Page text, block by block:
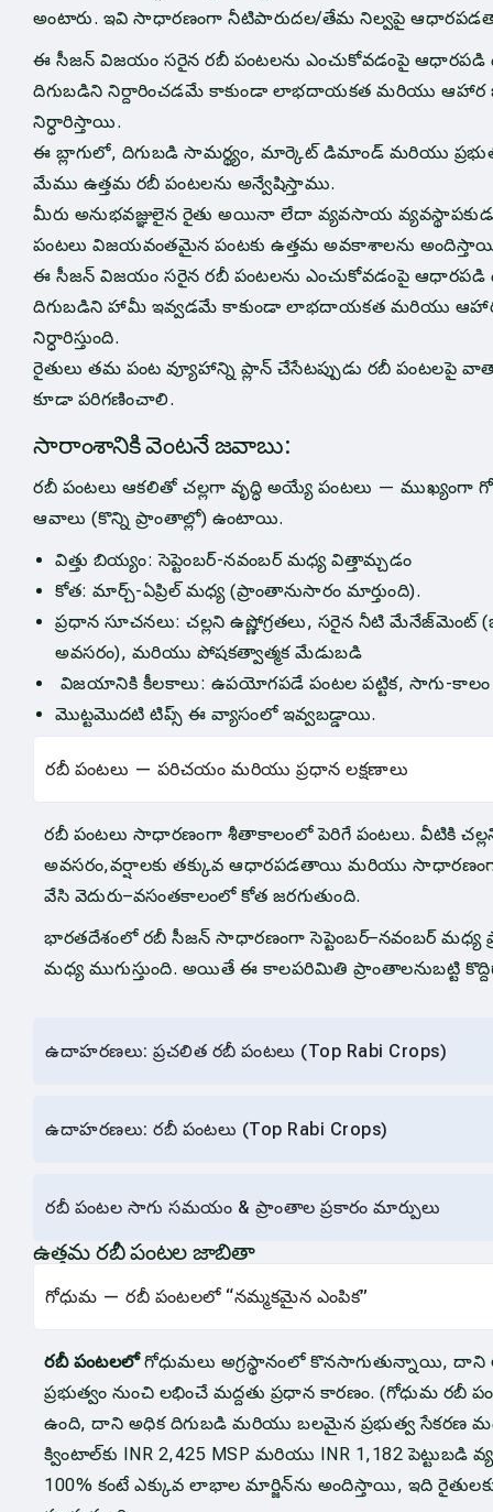
అంటారు. ఇవి సాధారణంగా నీటిపారుదల/తేమ నిల్వపై
ఈ సీజన్ విజయం సరైన రబీ పంటలను ఎంచుకోవడంపై ఆధారపడి
దిగుబడిని నిర్దారించడమే కాకుండా లాభదాయకత మరియు ఆహార
నిర్ధారిస్తాయి.
ఈ బ్లాగులో, దిగుబడి సామర్థ్యం, ​​మార్కెట్ డిమాండ్ మరియు
మేము ఉత్తమ రబీ పంటలను అన్వేషిస్తాము.
మీరు అనుభవజ్ఞులైన రైతు అయినా లేదా వ్యవసాయ
పంటలు విజయవంతమైన పంటకు ఉత్తమ అవకాశాలను
ఈ సీజన్ విజయం సరైన రబీ పంటలను ఎంచుకోవడంపై ఆధారపడి
దిగుబడిని హామీ ఇవ్వడమే కాకుండా లాభదాయకత మరియు ఆహార
నిర్ధారిస్తుంది.
రైతులు తమ పంట వ్యూహాన్ని ప్లాన్ చేసేటప్పుడు రబీ పంటలపై
కూడా పరిగణించాలి.
సారాంశానికి వెంటనే జవాబు:
రబీ పంటలు ఆకలితో చల్లగా వృద్ధి అయ్యే పంటలు — ముఖ్యంగా
ఆవాలు (కొన్ని ప్రాంతాల్లో) ఉంటాయి.
విత్తు బియ్యం: సెప్టెంబర్-నవంబర్ మధ్య విత్తామ్చడం
కోత: మార్చ్-ఏప్రిల్ మధ్య (ప్రాంతానుసారం మార్తుంది).
ప్రధాన సూచనలు: చల్లని ఉష్ణోగ్రతలు, సరైన నీటి మేనేజ్‌మెంట్
అవసరం), మరియు పోషకత్వాత్మక మేడుబడి
విజయానికి కీలకాలు: ఉపయోగపడే పంటల పట్టిక, సాగు-కాలం
మొట్టమొదటి టిప్స్ ఈ వ్యాసంలో ఇవ్వబడ్డాయి.
రబీ పంటలు — పరిచయం మరియు ప్రధాన లక్షణాలు
రబీ పంటలు సాధారణంగా శీతాకాలంలో పెరిగే పంటలు. వీటికి
అవసరం,వర్షాలకు తక్కువ ఆధారపడతాయి మరియు
వేసి వెదురు–వసంతకాలంలో కోత జరగుతుంది.
భారతదేశంలో రబీ సీజన్ సాధారణంగా సెప్టెంబర్–నవంబర్ మధ్య
మధ్య ముగుస్తుంది. అయితే ఈ కాలపరిమితి ప్రాంతాలనుబట్టి
ఉదాహరణలు: ప్రచలిత రబీ పంటలు (Top Rabi Crops)
ఉదాహరణలు: రబీ పంటలు (Top Rabi Crops)
రబీ పంటల సాగు సమయం & ప్రాంతాల ప్రకారం మార్పులు
ఉత్తమ రబీ పంటల జాబితా
గోధుమ — రబీ పంటలలో “నమ్మకమైన ఎంపిక”
రబీ పంటలలోగోధుమలు అగ్రస్థానంలో కొనసాగుతున్నాయి,
ప్రభుత్వం నుంచి లభించే మద్దతు ప్రధాన కారణం. (గోధుమ రబీ
ఉంది, దాని అధిక దిగుబడి మరియు బలమైన ప్రభుత్వ సేకరణ
క్వింటాల్‌కు INR 2,425 MSP మరియు INR 1,182
100% కంటే ఎక్కువ లాభాల మార్జిన్‌ను అందిస్తాయి, ఇది